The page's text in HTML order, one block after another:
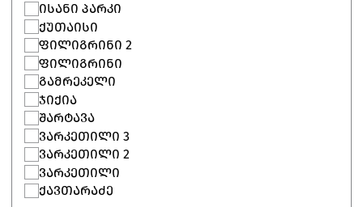
ᲘᲡᲐᲜᲘ ᲞᲐᲠᲙᲘ
ᲥᲣᲗᲐᲘᲡᲘ
ᲤᲘᲚᲘᲒᲠᲘᲜᲘ 2
ᲤᲘᲚᲘᲒᲠᲘᲜᲘ
ᲒᲐᲛᲠᲔᲙᲔᲚᲘ
ᲯᲘᲥᲘᲐ
ᲨᲐᲠᲢᲐᲕᲐ
ᲕᲐᲠᲙᲔᲗᲘᲚᲘ 3
ᲕᲐᲠᲙᲔᲗᲘᲚᲘ 2
ᲕᲐᲠᲙᲔᲗᲘᲚᲘ
ᲥᲐᲕᲗᲐᲠᲐᲫᲔ